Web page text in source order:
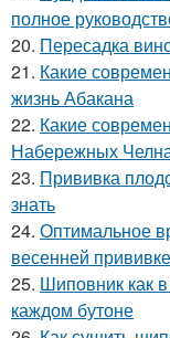
полное
20. Пересадка
21. Какие
жизнь Абакана
22. Какие
Набережных
23. Прививка
знать
24. Оптимальное
весенней прививке
25. Шиповник как
каждом бутоне